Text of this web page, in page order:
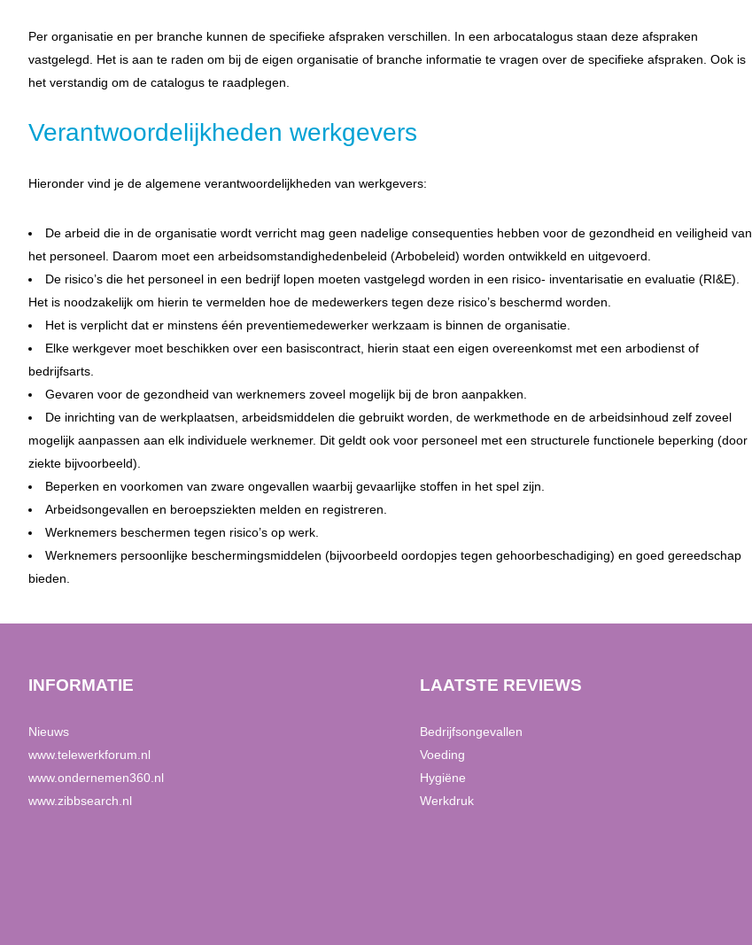
Per organisatie en per branche kunnen de specifieke afspraken verschillen. In een arbocatalogus staan deze afspraken
vastgelegd. Het is aan te raden om bij de eigen organisatie of branche informatie te vragen over de specifieke afspraken. Ook is
het verstandig om de catalogus te raadplegen.
Verantwoordelijkheden werkgevers
Hieronder vind je de algemene verantwoordelijkheden van werkgevers:
De arbeid die in de organisatie wordt verricht mag geen nadelige consequenties hebben voor de gezondheid en veiligheid van
het personeel. Daarom moet een arbeidsomstandighedenbeleid (Arbobeleid) worden ontwikkeld en uitgevoerd.
De risico’s die het personeel in een bedrijf lopen moeten vastgelegd worden in een risico- inventarisatie en evaluatie (RI&E).
Het is noodzakelijk om hierin te vermelden hoe de medewerkers tegen deze risico’s beschermd worden.
Het is verplicht dat er minstens één preventiemedewerker werkzaam is binnen de organisatie.
Elke werkgever moet beschikken over een basiscontract, hierin staat een eigen overeenkomst met een arbodienst of
bedrijfsarts.
Gevaren voor de gezondheid van werknemers zoveel mogelijk bij de bron aanpakken.
De inrichting van de werkplaatsen, arbeidsmiddelen die gebruikt worden, de werkmethode en de arbeidsinhoud zelf zoveel
mogelijk aanpassen aan elk individuele werknemer. Dit geldt ook voor personeel met een structurele functionele beperking (door
ziekte bijvoorbeeld).
Beperken en voorkomen van zware ongevallen waarbij gevaarlijke stoffen in het spel zijn.
Arbeidsongevallen en beroepsziekten melden en registreren.
Werknemers beschermen tegen risico’s op werk.
Werknemers persoonlijke beschermingsmiddelen (bijvoorbeeld oordopjes tegen gehoorbeschadiging) en goed gereedschap
bieden.
INFORMATIE
Nieuws
www.telewerkforum.nl
www.ondernemen360.nl
www.zibbsearch.nl
LAATSTE REVIEWS
Bedrijfsongevallen
Voeding
Hygiëne
Werkdruk